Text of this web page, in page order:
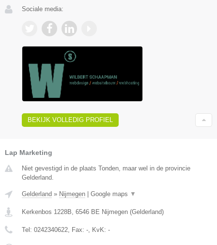
Sociale media:
BEKIJK VOLLEDIG PROFIEL
Lap Marketing
Niet gevestigd in de plaats Tonden, maar wel in de provincie
Gelderland.
Gelderland » Nijmegen Google maps ▼
Kerkenbos 1228B, 6546 BE Nijmegen (Gelderland)
Tel: 0242340622, Fax: -, KvK: -